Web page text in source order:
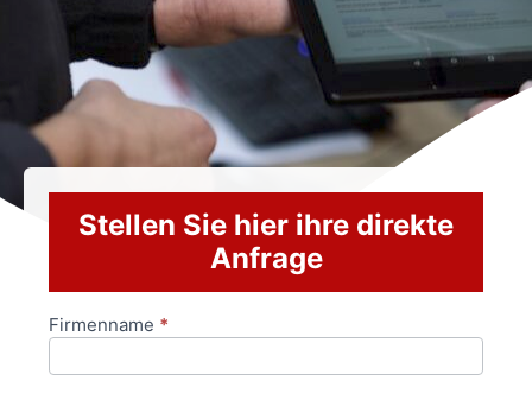
Stellen Sie hier ihre direkte
Anfrage
Anfrageformular
Firmenname *